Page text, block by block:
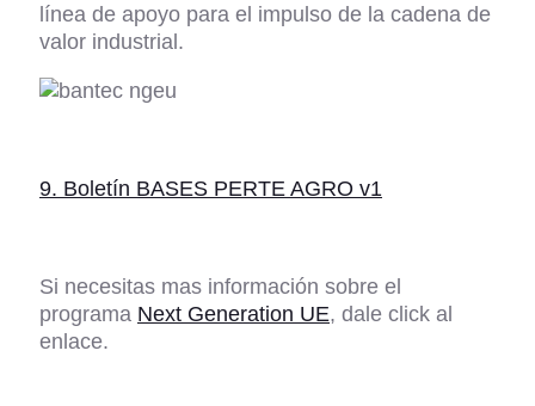
línea de apoyo para el impulso de la cadena de
valor industrial.
9. Boletín BASES PERTE AGRO v1
Si necesitas mas información sobre el
programa Next Generation UE, dale click al
enlace.